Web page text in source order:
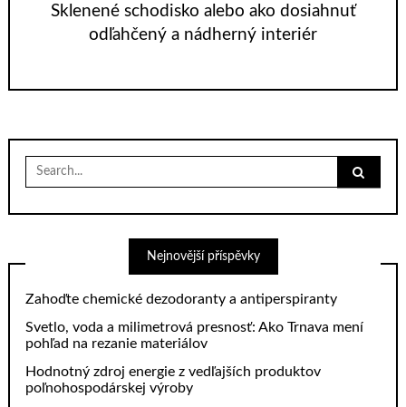
Sklenené schodisko alebo ako dosiahnuť
odľahčený a nádherný interiér
Search
for:
Nejnovější příspěvky
Zahoďte chemické dezodoranty a antiperspiranty
Svetlo, voda a milimetrová presnosť: Ako Trnava mení
pohľad na rezanie materiálov
Hodnotný zdroj energie z vedľajších produktov
poľnohospodárskej výroby